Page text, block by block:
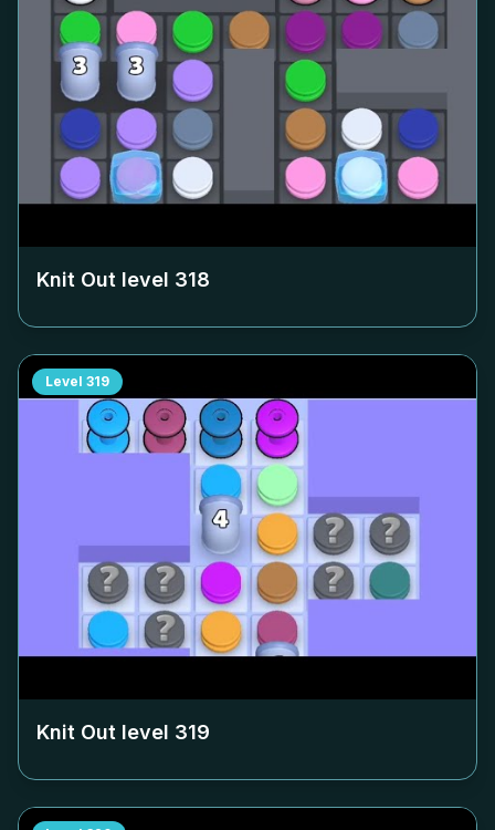
Knit Out level 318
Level 319
Knit Out level 319